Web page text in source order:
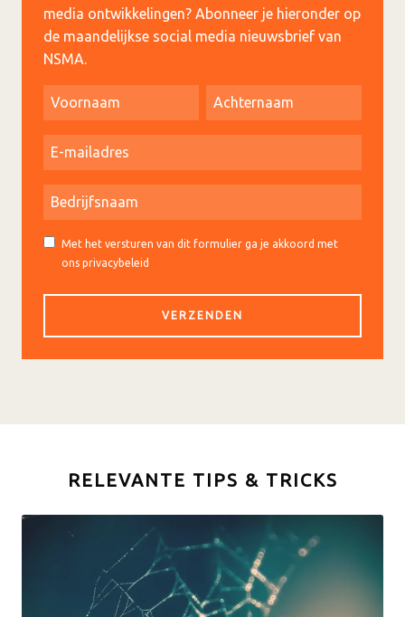
media ontwikkelingen? Abonneer je hieronder op
de maandelijkse social media nieuwsbrief van
NSMA.
Met het versturen van dit formulier ga je akkoord met
ons privacybeleid
RELEVANTE TIPS & TRICKS